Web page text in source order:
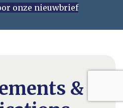
onze nieuwbrief
&